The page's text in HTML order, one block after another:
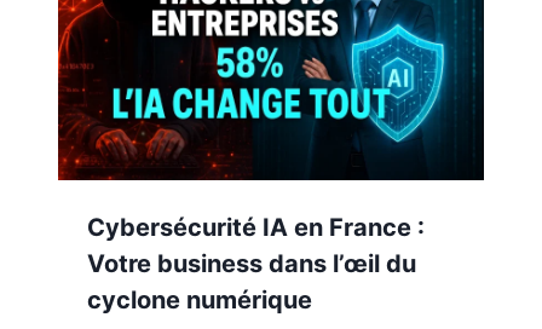
Cybersécurité IA en France :
Votre business dans l’œil du
cyclone numérique